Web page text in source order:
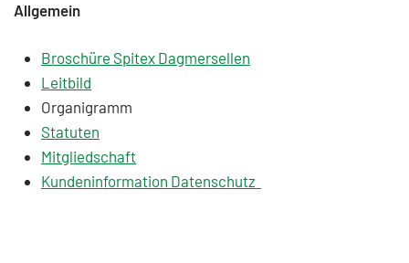
Allgemein
Broschüre Spitex Dagmersellen
Leitbild
Organigramm
Statuten
Mitgliedschaft
Kundeninformation Datenschutz